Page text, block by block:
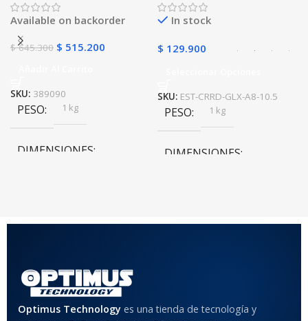
Goma , Metalizado
Available on backorder
$645.300 $ 515.200
SKU: 389090
PESO 1 kg
DIMENSIONES
golpes con soporte
In stock
$ 129.900
SKU: EST-CRRD-GLX-A8-10.5
PESO 1 kg
DIMENSIONES
COLOR
Optimus Technology es una tienda de tecnología y